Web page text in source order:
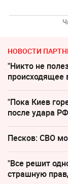
НОВОСТИ
"Никто не
происходящее
"Пока Киев
после удара РФ
Песков: СВО
"Все решит
страшную